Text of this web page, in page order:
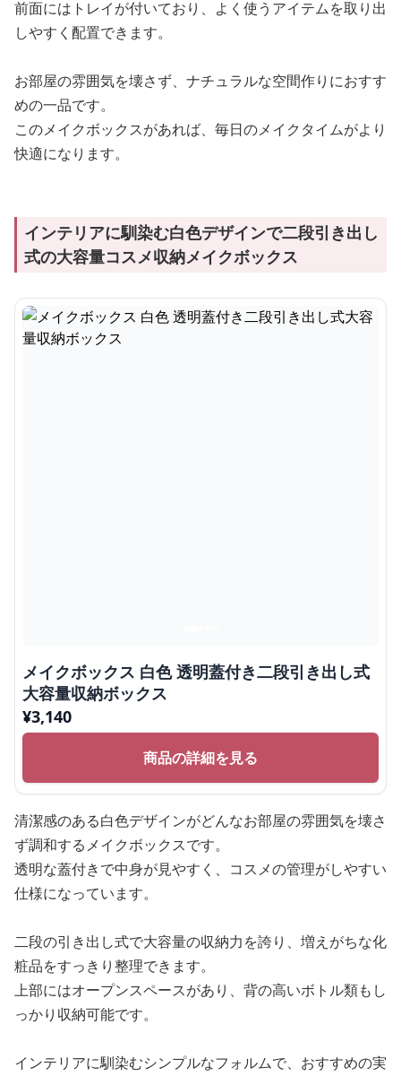
前面にはトレイが付いており、よく使うアイテムを取り出
しやすく配置できます。
お部屋の雰囲気を壊さず、ナチュラルな空間作りにおすす
めの一品です。
このメイクボックスがあれば、毎日のメイクタイムがより
快適になります。
インテリアに馴染む白色デザインで二段引き出し
式の大容量コスメ収納メイクボックス
メイクボックス 白色 透明蓋付き二段引き出し式
大容量収納ボックス
¥3,140
商品の詳細を見る
清潔感のある白色デザインがどんなお部屋の雰囲気を壊さ
ず調和するメイクボックスです。
透明な蓋付きで中身が見やすく、コスメの管理がしやすい
仕様になっています。
二段の引き出し式で大容量の収納力を誇り、増えがちな化
粧品をすっきり整理できます。
上部にはオープンスペースがあり、背の高いボトル類もし
っかり収納可能です。
インテリアに馴染むシンプルなフォルムで、おすすめの実